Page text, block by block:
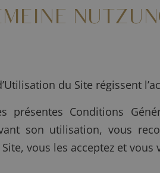
du Site régissent
présentes Conditions
son utilisation, vous
vous les acceptez et vous